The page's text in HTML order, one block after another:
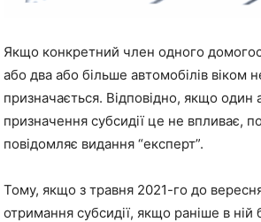
Якщо конкретний член одного
або два або більше автомобілів віком
призначається. Відповідно, якщо
призначення субсидії це не впливає,
повідомляє видання “експерт”.
Тому, якщо з травня 2021-го до
отримання субсидії, якщо раніше в